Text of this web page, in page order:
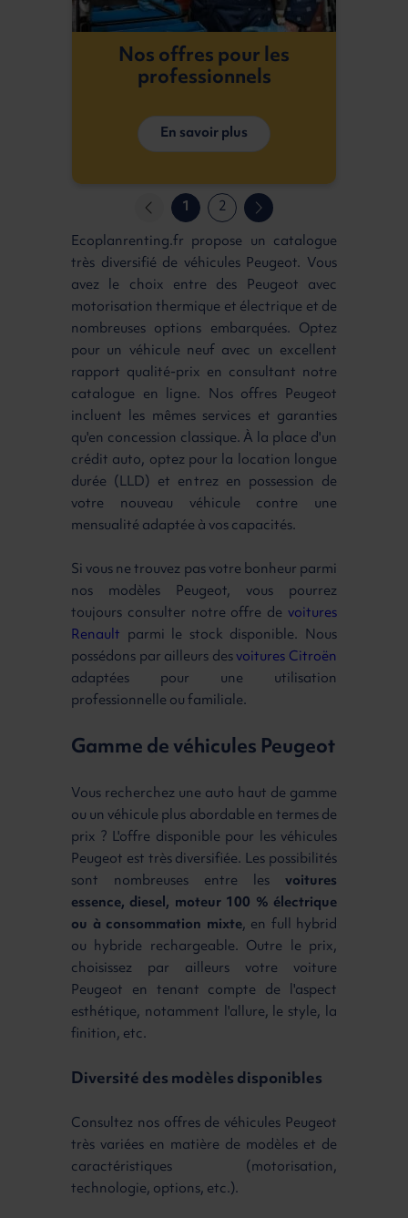
Nos offres pour les
professionnels
En savoir plus
1
2
Ecoplanrenting.fr propose un catalogue
très diversifié de véhicules Peugeot. Vous
avez le choix entre des Peugeot avec
motorisation thermique et électrique et de
nombreuses options embarquées. Optez
pour un véhicule neuf avec un excellent
rapport qualité-prix en consultant notre
catalogue en ligne. Nos offres Peugeot
incluent les mêmes services et garanties
qu'en concession classique. À la place d'un
crédit auto, optez pour la location longue
durée (LLD) et entrez en possession de
votre nouveau véhicule contre une
mensualité adaptée à vos capacités.
Si vous ne trouvez pas votre bonheur parmi
nos modèles Peugeot, vous pourrez
toujours consulter notre offre de voitures
Renault parmi le stock disponible. Nous
possédons par ailleurs desvoitures Citroën
adaptées pour une utilisation
professionnelle ou familiale.
Gamme de véhicules Peugeot
Vous recherchez une auto haut de gamme
ou un véhicule plus abordable en termes de
prix ? L'offre disponible pour les véhicules
Peugeot est très diversifiée. Les possibilités
sont nombreuses entre les voitures
essence, diesel, moteur 100 % électrique
ou à consommation mixte, en full hybrid
ou hybride rechargeable. Outre le prix,
choisissez par ailleurs votre voiture
Peugeot en tenant compte de l'aspect
esthétique, notamment l'allure, le style, la
finition, etc.
Diversité des modèles disponibles
Consultez nos offres de véhicules Peugeot
très variées en matière de modèles et de
caractéristiques (motorisation,
technologie, options, etc.).